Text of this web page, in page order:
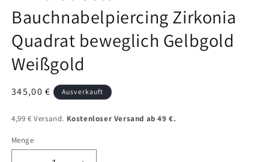
Bauchnabelpiercing Zirkonia
Quadrat beweglich Gelbgold
Weißgold
Normaler
345,00 € Ausverkauft
4,99 € Versand. Kostenloser Versand ab 49 €.
Menge